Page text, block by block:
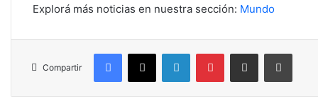
Explorá más noticias en nuestra sección: Mundo
Compartir
Facebook
X LinkedInPinterestCompartir por correo electrónico